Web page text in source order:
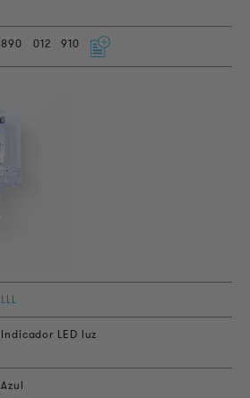
890 012 910
LLL
Indicador LED luz
Azul